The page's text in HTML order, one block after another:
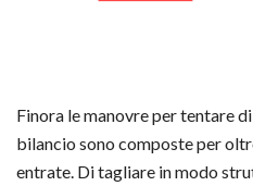
Finora le manovre per tentare
bilancio sono composte per
entrate. Di tagliare in modo